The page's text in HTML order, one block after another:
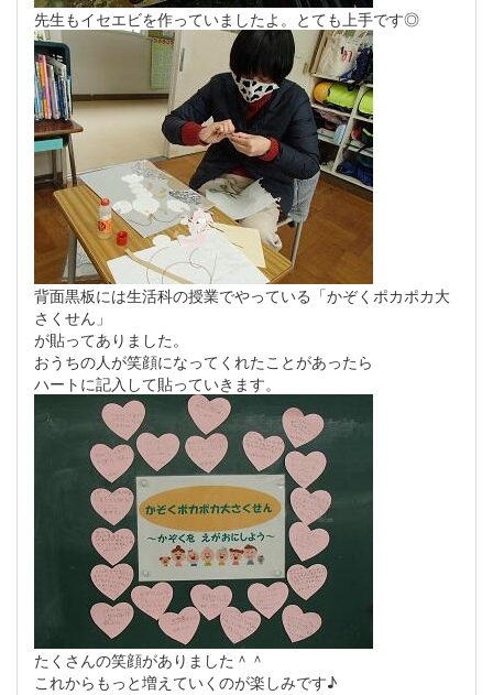
先生もイセエビを作っていましたよ。とても上手です◎
背面黒板には生活科の授業でやっている「かぞくポカポカ大
さくせん」
が貼ってありました。
おうちの人が笑顔になってくれたことがあったら
ハートに記入して貼っていきます。
たくさんの笑顔がありました＾＾
これからもっと増えていくのが楽しみです♪